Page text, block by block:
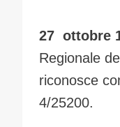
27 ottobre
Regionale
riconosce
4/25200.